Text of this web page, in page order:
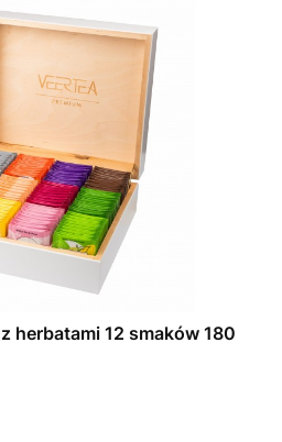
herbatami 12 smaków 180